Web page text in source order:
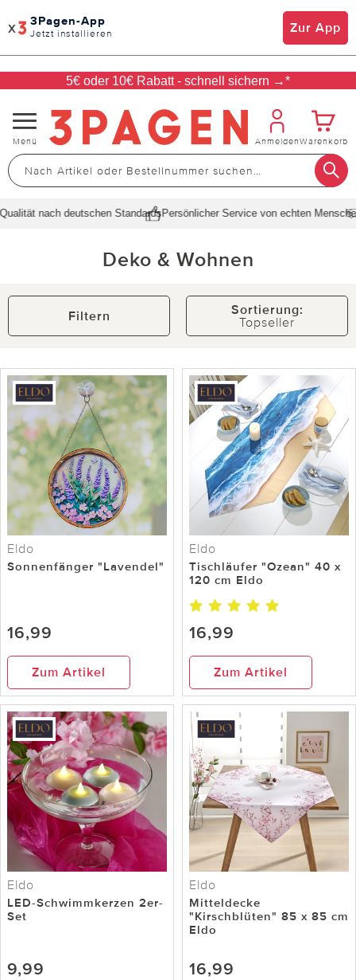
x 3Pagen-App
Jetzt installieren Zur App
5€ oder 10€ Rabatt - schnell sichern →*
Navigation
umschalten
Menü AnmeldenWarenkorb
nach deutschen StandardsPersönlicher Service von echten Menschen
Deko & Wohnen
Filtern
Sortierung:
Topseller
Eldo
Sonnenfänger "Lavendel"
16,99
Zum Artikel
Eldo
Tischläufer "Ozean" 40 x
120 cm Eldo
16,99
Zum Artikel
Eldo
LED-Schwimmkerzen 2er-
Set
9,99
Eldo
Mitteldecke
"Kirschblüten" 85 x 85 cm
Eldo
16,99